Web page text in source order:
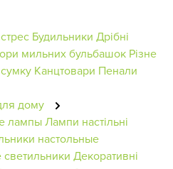
Будильники Дрібні
мильних бульбашок Різне
Канцтовари Пенали
дому
лампыЛампи настільні
настольные
Декоративні